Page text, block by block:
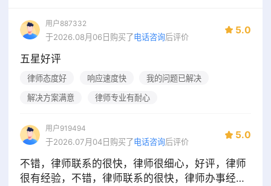
用户887332
于2026.08月06日购买了电话咨询后评价
5.0
五星好评
律师态度好 响应速度快 我的问题已解决
解决方案满意 律师专业有耐心
用户919494
于2026.07月04日购买了电话咨询后评价
5.0
不错，律师联系的很快，律师很细心，好评，律师
很有经验，不错，律师联系的很快，律师办事经验